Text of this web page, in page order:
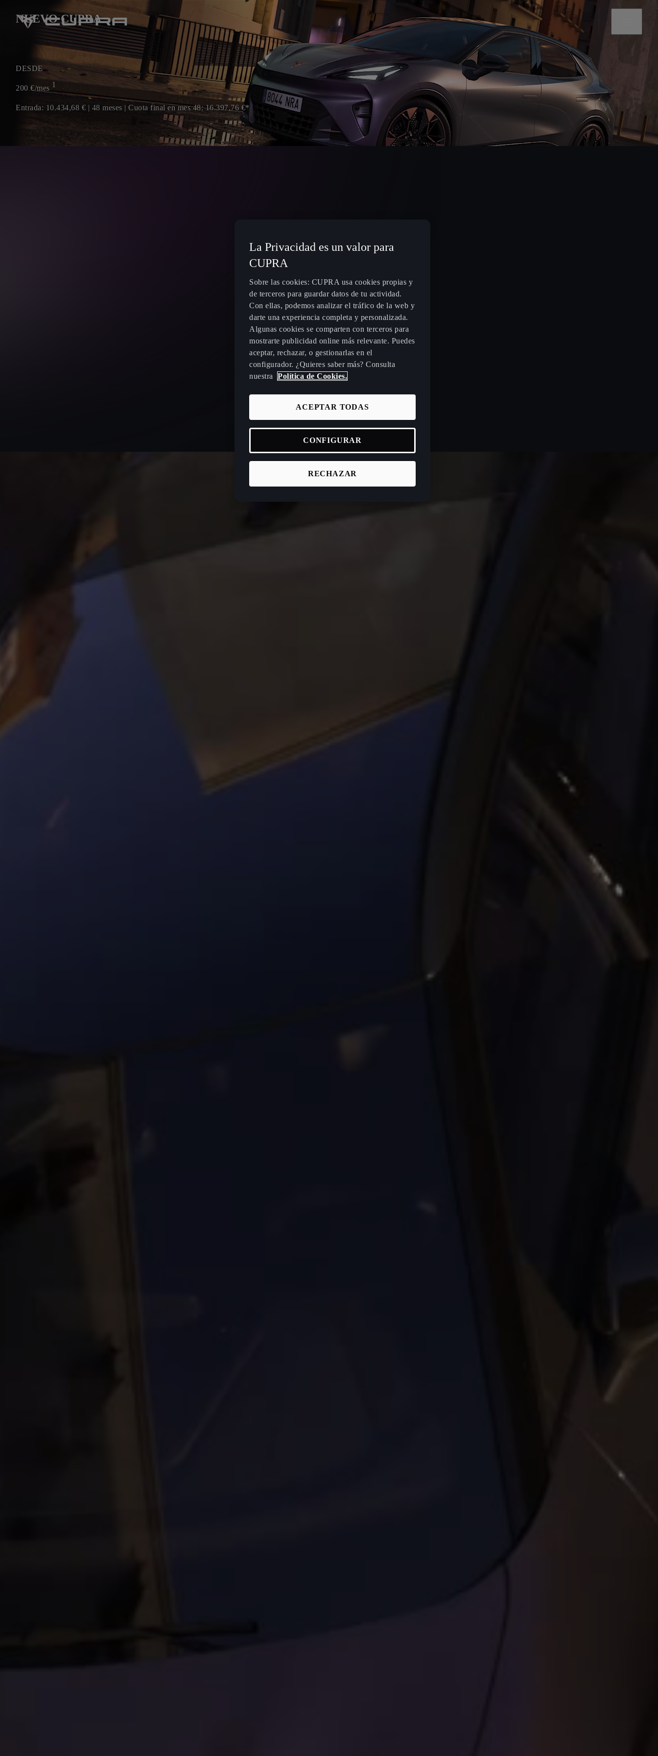
NUEVO CUPRA
DESDE
200 €/mes 1
Entrada: 10.434,68 € | 48 meses | Cuota final en mes 48: 16.397,76 €*
La Privacidad es un valor para
CUPRA
Sobre las cookies: CUPRA usa cookies propias y
de terceros para guardar datos de tu actividad.
Con ellas, podemos analizar el tráfico de la web y
darte una experiencia completa y personalizada.
Algunas cookies se comparten con terceros para
mostrarte publicidad online más relevante. Puedes
aceptar, rechazar, o gestionarlas en el
configurador. ¿Quieres saber más? Consulta
nuestra
Política de Cookies.
RECHAZAR
ACEPTAR TODAS
CONFIGURAR